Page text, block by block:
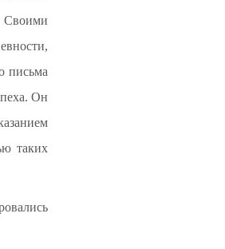
Своими
письма
Он
таких